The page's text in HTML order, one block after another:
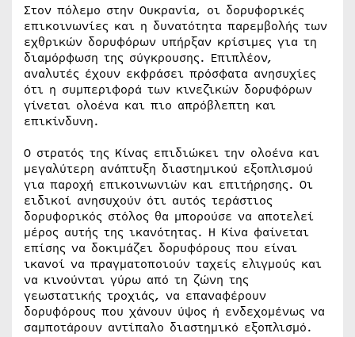
Στον πόλεμο στην Ουκρανία, οι δορυφορικές
επικοινωνίες και η δυνατότητα παρεμβολής των
εχθρικών δορυφόρων υπήρξαν κρίσιμες για τη
διαμόρφωση της σύγκρουσης. Επιπλέον,
αναλυτές έχουν εκφράσει πρόσφατα ανησυχίες
ότι η συμπεριφορά των κινεζικών δορυφόρων
γίνεται ολοένα και πιο απρόβλεπτη και
επικίνδυνη.
Ο στρατός της Κίνας επιδιώκει την ολοένα και
μεγαλύτερη ανάπτυξη διαστημικού εξοπλισμού
για παροχή επικοινωνιών και επιτήρησης. Οι
ειδικοί ανησυχούν ότι αυτός τεράστιος
δορυφορικός στόλος θα μπορούσε να αποτελεί
μέρος αυτής της ικανότητας. Η Κίνα φαίνεται
επίσης να δοκιμάζει δορυφόρους που είναι
ικανοί να πραγματοποιούν ταχείς ελιγμούς και
να κινούνται γύρω από τη ζώνη της
γεωστατικής τροχιάς, να επαναφέρουν
δορυφόρους που χάνουν ύψος ή ενδεχομένως να
σαμποτάρουν αντίπαλο διαστημικό εξοπλισμό.